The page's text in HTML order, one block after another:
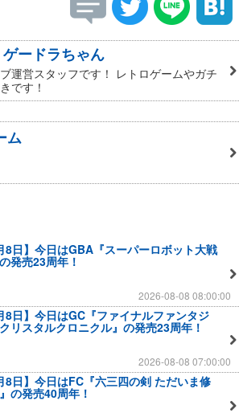
ードラちゃん
運営スタッフです！ レトロゲームやガチ
です！
ム
8日】今日はGBA『スーパーロボット大戦
発売23周年！
2026-08-08 08:00:00
8日】今日はGC『ファイナルファンタジ
リスタルクロニクル』の発売23周年！
2026-08-08 07:00:00
8日】今日はFC『六三四の剣 ただいま修
の発売40周年！